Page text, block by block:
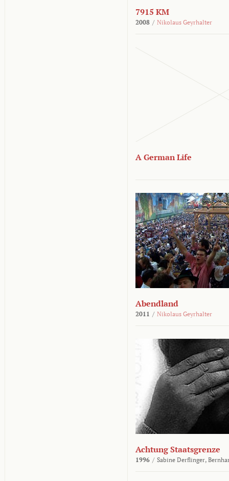
7915 KM
2008 / Nikolaus Geyrhalter
A German Life
Abendland
2011 / Nikolaus Geyrhalter
Achtung Staatsgrenze
1996 / Sabine Derflinger,